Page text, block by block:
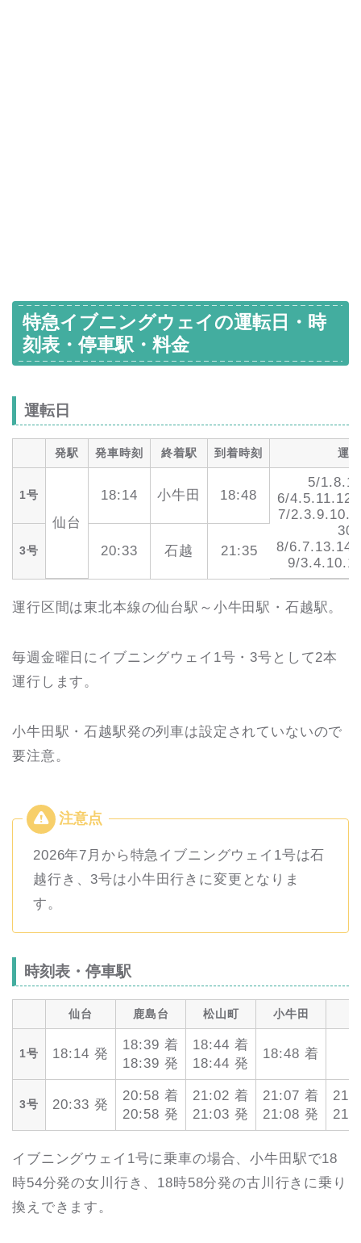
特急イブニングウェイの運転日・時
刻表・停車駅・料金
運転日
発駅 発車時刻 終着駅 到着時刻 運
1号
仙台
18:14 小牛田 18:48
5/
6/
7/
8/
9/
3号 20:33 石越 21:35
運行区間は東北本線の仙台駅～小牛田駅・石越駅。
毎週金曜日にイブニングウェイ1号・3号として2本
運行します。
小牛田駅・石越駅発の列車は設定されていないので
要注意。
2026年7月から特急イブニングウェイ1号は石
越行き、3号は小牛田行きに変更となりま
す。
時刻表・停車駅
仙台 鹿島台 松山町 小牛田
1号 18:14 発
18:39 着
18:39 発
18:44 着
18:44 発
18:48 着
3号 20:33 発
20:58 着
20:58 発
21:02 着
21:03 発
21:07 着
21:08 発
イブニングウェイ1号に乗車の場合、小牛田駅で18
時54分発の女川行き、18時58分発の古川行きに乗り
換えできます。